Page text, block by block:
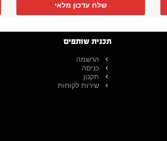
שלח עדכון מלאי
תכנית שותפים
הרשמה
כניסה
תקנון
שירות לקוחות